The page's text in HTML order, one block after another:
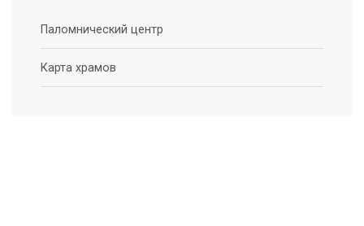
Паломнический центр
Карта храмов